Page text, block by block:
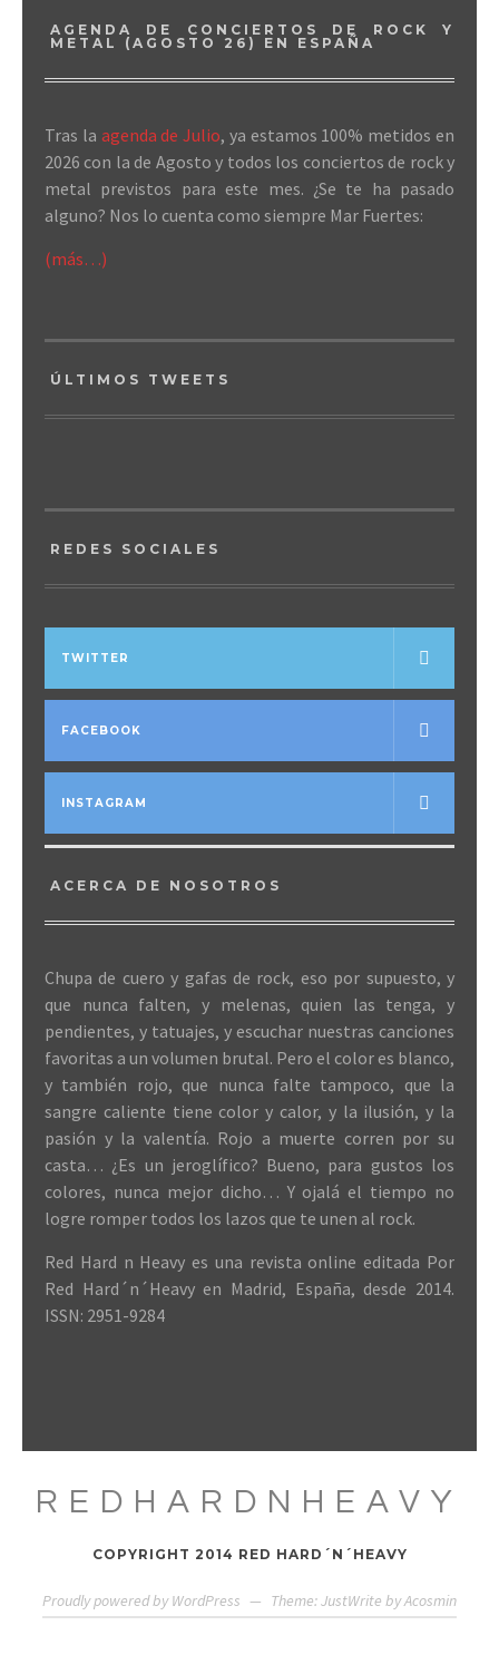
AGENDA DE CONCIERTOS DE ROCK Y
METAL (AGOSTO 26) EN ESPAÑA
Tras la agenda de Julio, ya estamos 100% metidos en
2026 con la de Agosto y todos los conciertos de rock y
metal previstos para este mes. ¿Se te ha pasado
alguno? Nos lo cuenta como siempre Mar Fuertes:
(más…)
ÚLTIMOS TWEETS
REDES SOCIALES
TWITTER
FACEBOOK
INSTAGRAM
ACERCA DE NOSOTROS
Chupa de cuero y gafas de rock, eso por supuesto, y
que nunca falten, y melenas, quien las tenga, y
pendientes, y tatuajes, y escuchar nuestras canciones
favoritas a un volumen brutal. Pero el color es blanco,
y también rojo, que nunca falte tampoco, que la
sangre caliente tiene color y calor, y la ilusión, y la
pasión y la valentía. Rojo a muerte corren por su
casta… ¿Es un jeroglífico? Bueno, para gustos los
colores, nunca mejor dicho… Y ojalá el tiempo no
logre romper todos los lazos que te unen al rock.
Red Hard n Heavy es una revista online editada Por
Red Hard´n´Heavy en Madrid, España, desde 2014.
ISSN: 2951-9284
REDHARDNHEAVY
COPYRIGHT 2014 RED HARD´N´HEAVY
Proudly powered by WordPress — Theme: JustWrite byAcosmin